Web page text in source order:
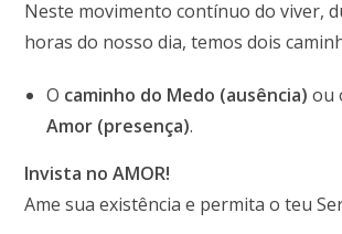
Neste movimento contínuo do viver,
horas do nosso dia, temos dois
O caminho do Medo (ausência) ou
Amor (presença).
Invista no AMOR!
Ame sua existência e permita o teu